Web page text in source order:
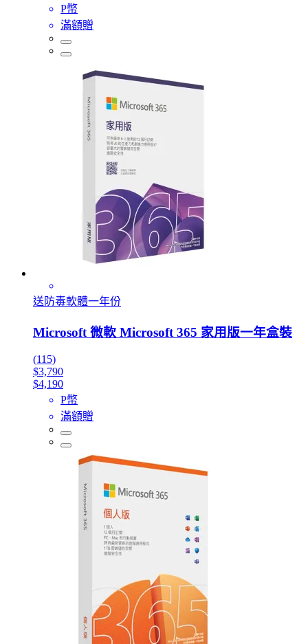
P幣
滿額贈
送防毒軟體一年份
Microsoft 微軟 Microsoft 365 家用版一年盒裝
(115)
$3,790
$4,190
P幣
滿額贈